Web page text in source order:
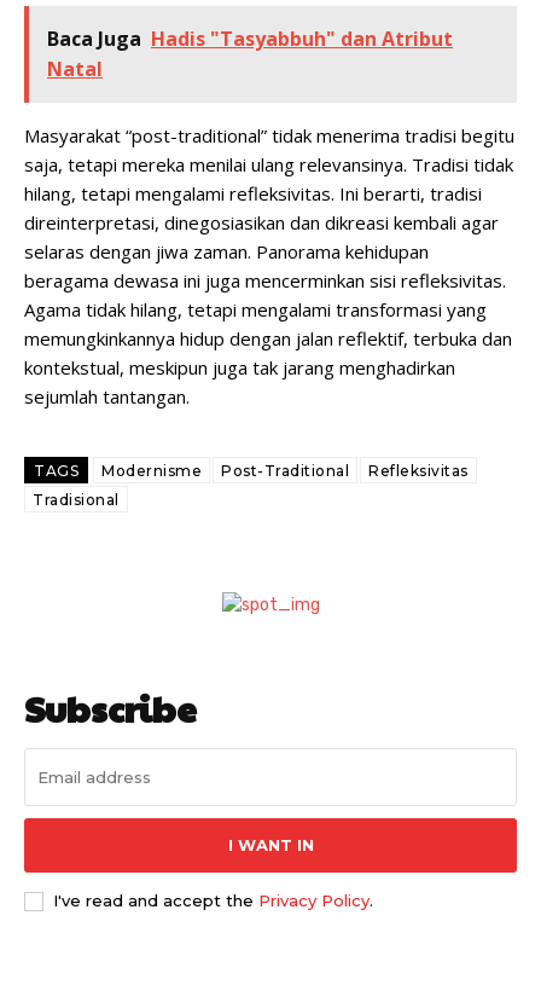
Baca Juga Hadis "Tasyabbuh" dan Atribut
Natal
Masyarakat “post-traditional” tidak menerima tradisi begitu
saja, tetapi mereka menilai ulang relevansinya. Tradisi tidak
hilang, tetapi mengalami refleksivitas. Ini berarti, tradisi
direinterpretasi, dinegosiasikan dan dikreasi kembali agar
selaras dengan jiwa zaman. Panorama kehidupan
beragama dewasa ini juga mencerminkan sisi refleksivitas.
Agama tidak hilang, tetapi mengalami transformasi yang
memungkinkannya hidup dengan jalan reflektif, terbuka dan
kontekstual, meskipun juga tak jarang menghadirkan
sejumlah tantangan.
TAGS Modernisme Post-Traditional
Refleksivitas
Tradisional
Subscribe
I WANT IN
I've read and accept the Privacy Policy.